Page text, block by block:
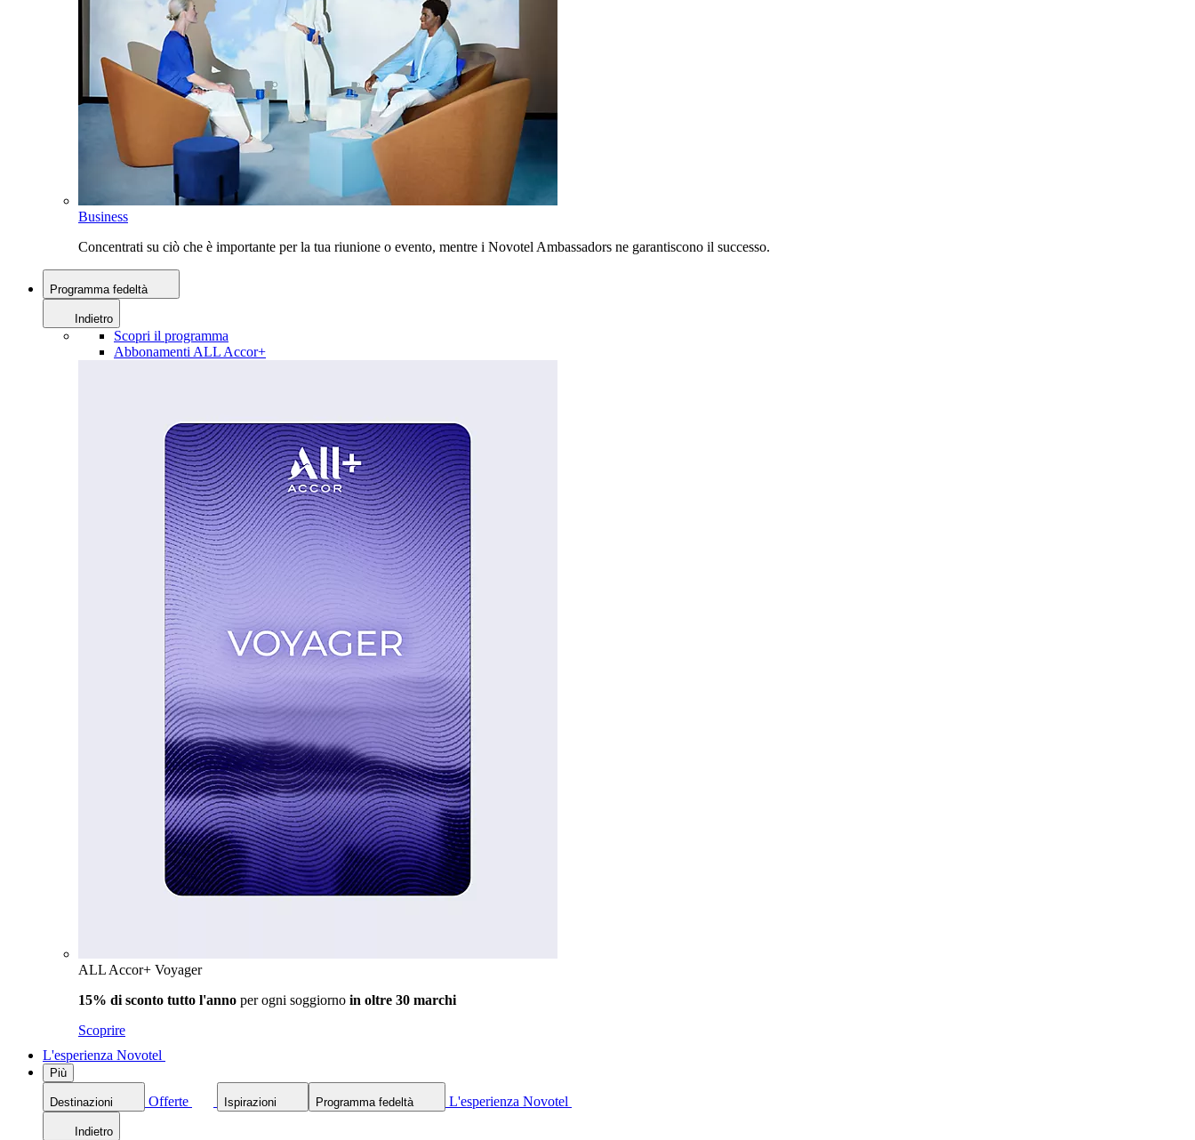
Business
Concentrati su ciò che è importante per la tua riunione o evento, mentre i Novotel Ambassadors ne garantiscono il successo.
Programma fedeltà
Indietro
Scopri il programma
Abbonamenti ALL Accor+
ALL Accor+ Voyager
15% di sconto tutto l'anno per ogni soggiorno in oltre 30 marchi
Scoprire
L'esperienza Novotel
Più
Destinazioni Offerte Ispirazioni Programma fedeltà L'esperienza Novotel
Indietro